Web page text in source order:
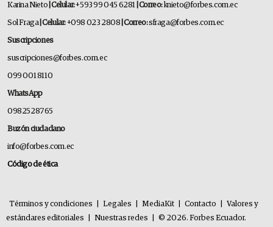
Karina Nieto | Celular:+593 99 045 6281 | Correo:knieto@forbes.com.ec
Sol Fraga| Celular:+098 023 2808 | Correo:sfraga@forbes.com.ec
Suscripciones
suscripciones@forbes.com.ec
099 001 8110
WhatsApp
0982528765
Buzón ciudadano
info@forbes.com.ec
Código de ética
Términos y condiciones Legales MediaKit Contacto
Valores y
estándares editoriales
Nuestras redes © 2026. Forbes Ecuador.